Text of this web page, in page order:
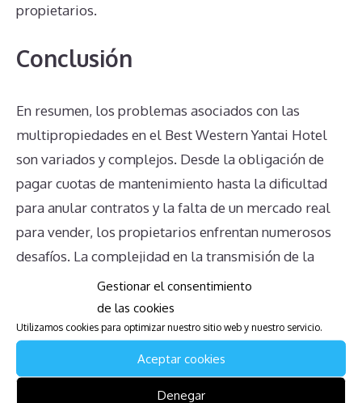
Gestionar el consentimiento
de las cookies
Utilizamos cookies para optimizar nuestro sitio web y nuestro servicio.
Aceptar cookies
Denegar
propietarios.
Conclusión
En resumen, los problemas asociados con las
multipropiedades en el Best Western Yantai Hotel
son variados y complejos. Desde la obligación de
pagar cuotas de mantenimiento hasta la dificultad
para anular contratos y la falta de un mercado real
para vender, los propietarios enfrentan numerosos
desafíos. La complejidad en la transmisión de la
propiedad y la incertidumbre sobre los derechos del
propietario solo agravan la situación. Para aquellos
afectados, es crucial buscar asesoramiento legal y
estar bien informados para tomar las mejores
decisiones posibles.